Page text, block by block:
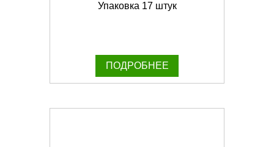
Упаковка 17 штук
ПОДРОБНЕЕ